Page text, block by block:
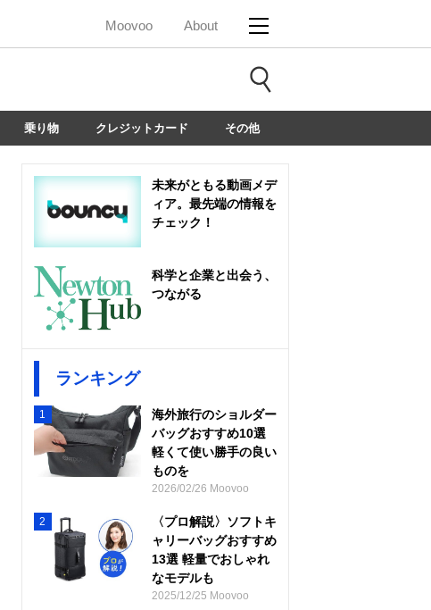
Moovoo About
乗り物 クレジットカード その他
未来がともる動画メデ
ィア。最先端の情報を
チェック！
科学と企業と出会う、
つながる
ランキング
1
海外旅行のショルダー
バッグおすすめ10選
軽くて使い勝手の良い
ものを
2026/02/26 Moovoo
2
〈プロ解説〉ソフトキ
ャリーバッグおすすめ
13選 軽量でおしゃれ
なモデルも
2025/12/25 Moovoo